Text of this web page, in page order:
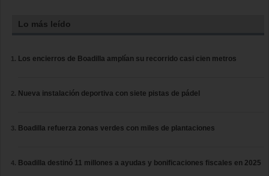
Lo más leído
Los encierros de Boadilla amplían su recorrido casi cien metros
Nueva instalación deportiva con siete pistas de pádel
Boadilla refuerza zonas verdes con miles de plantaciones
Boadilla destinó 11 millones a ayudas y bonificaciones fiscales en 2025